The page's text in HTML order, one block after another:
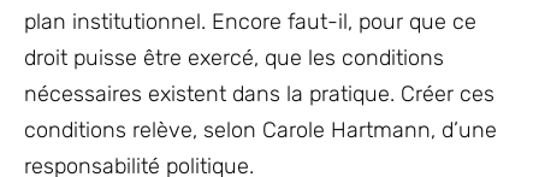
plan institutionnel. Encore faut-il, pour que ce
droit puisse être exercé, que les conditions
nécessaires existent dans la pratique. Créer ces
conditions relève, selon Carole Hartmann, d’une
responsabilité politique.